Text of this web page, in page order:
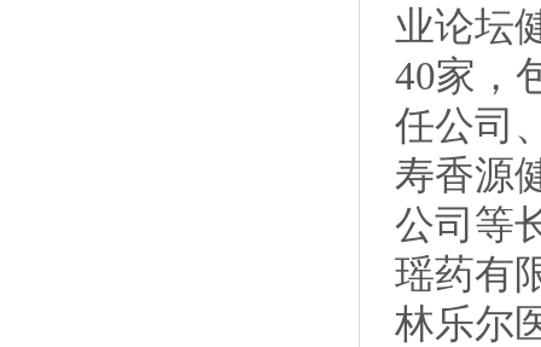
业论坛
40家，
任公司
寿香源
公司等
瑶药有
林乐尔